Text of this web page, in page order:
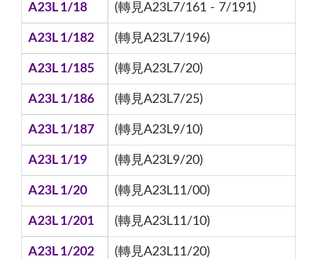
A23L 1/18 (轉見A23L7/161 - 7/191)
A23L 1/182 (轉見A23L7/196)
A23L 1/185 (轉見A23L7/20)
A23L 1/186 (轉見A23L7/25)
A23L 1/187 (轉見A23L9/10)
A23L 1/19 (轉見A23L9/20)
A23L 1/20 (轉見A23L11/00)
A23L 1/201 (轉見A23L11/10)
A23L 1/202 (轉見A23L11/20)